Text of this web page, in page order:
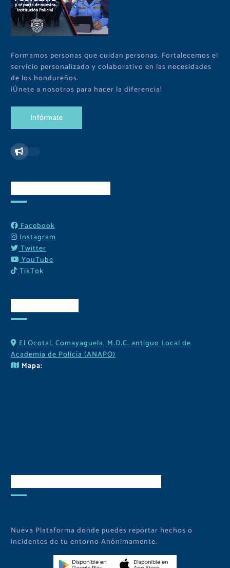
Formamos personas que cuidan personas. Fortalecemos el
servicio personalizado y colaborativo en las necesidades
de los hondureños.
¡Únete a nosotros para hacer la diferencia!
Infórmate
Facebook
Instagram
Twitter
YouTube
TikTok
El Ocotal, Comayaguela, M.D.C. antiguo Local de
Academia de Policía (ANAPO)
Mapa:
Nueva Plataforma donde puedes reportar hechos o
incidentes de tu entorno Anónimamente.